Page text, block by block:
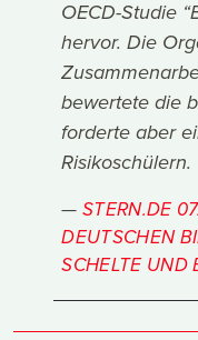
OECD-Studie
hervor. Die
bewertete die
forderte aber
Risikoschülern.
STERN.DE
DEUTSCHEN
SCHELTE UND